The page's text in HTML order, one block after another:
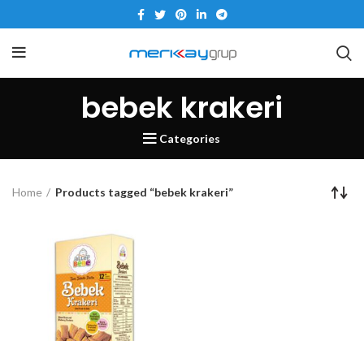
bebek krakeri
Categories
Home Products tagged “bebek krakeri”